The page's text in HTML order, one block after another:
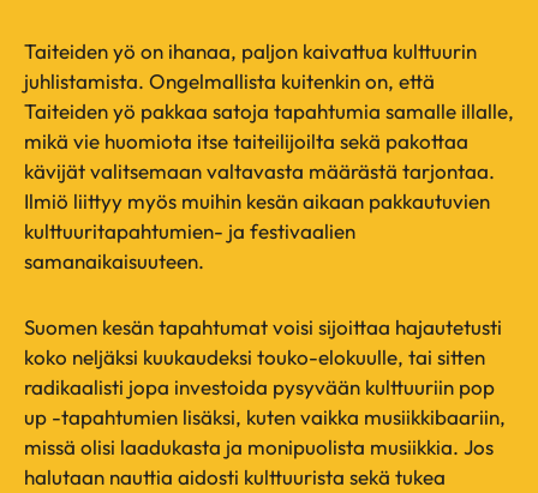
Taiteiden yö on ihanaa, paljon kaivattua kulttuurin
juhlistamista. Ongelmallista kuitenkin on, että
Taiteiden yö pakkaa satoja tapahtumia samalle illalle,
mikä vie huomiota itse taiteilijoilta sekä pakottaa
kävijät valitsemaan valtavasta määrästä tarjontaa.
Ilmiö liittyy myös muihin kesän aikaan pakkautuvien
kulttuuritapahtumien- ja festivaalien
samanaikaisuuteen.
Suomen kesän tapahtumat voisi sijoittaa hajautetusti
koko neljäksi kuukaudeksi touko-elokuulle, tai sitten
radikaalisti jopa investoida pysyvään kulttuuriin pop
up -tapahtumien lisäksi, kuten vaikka musiikkibaariin,
missä olisi laadukasta ja monipuolista musiikkia. Jos
halutaan nauttia aidosti kulttuurista sekä tukea